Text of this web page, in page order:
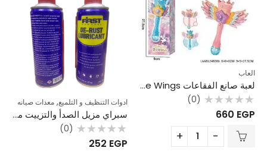
العاب
لعبة صانع الفقاعات Bubble Wings – عصا سحرية مضيئة وقابلة للشحن
تم
التقييم
(0)
660 EGP
ادوات التنظيف و التلميع, معدات صيانه
سبراي مزيل الصدأ والتزييت متعدد الاستخدامات – لحماية المعادن من الرطوبة والتآكل
تم
التقييم
(0)
252 EGP